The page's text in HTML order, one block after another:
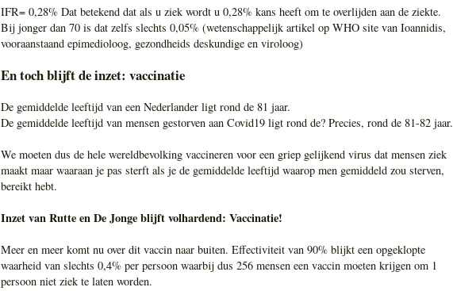
IFR= 0,28% Dat betekend dat als u ziek wordt u 0,28% kans heeft om te overlijden aan de ziekte.
Bij jonger dan 70 is dat zelfs slechts 0,05% (wetenschappelijk artikel op WHO site van Ioannidis,
vooraanstaand epimedioloog, gezondheids deskundige en viroloog)
En toch blijft de inzet: vaccinatie
De gemiddelde leeftijd van een Nederlander ligt rond de 81 jaar.
De gemiddelde leeftijd van mensen gestorven aan Covid19 ligt rond de? Precies, rond de 81-82 jaar.
We moeten dus de hele wereldbevolking vaccineren voor een griep gelijkend virus dat mensen ziek
maakt maar waaraan je pas sterft als je de gemiddelde leeftijd waarop men gemiddeld zou sterven,
bereikt hebt.
Inzet van Rutte en De Jonge blijft volhardend: Vaccinatie!
Meer en meer komt nu over dit vaccin naar buiten. Effectiviteit van 90% blijkt een opgeklopte
waarheid van slechts 0,4% per persoon waarbij dus 256 mensen een vaccin moeten krijgen om 1
persoon niet ziek te laten worden.